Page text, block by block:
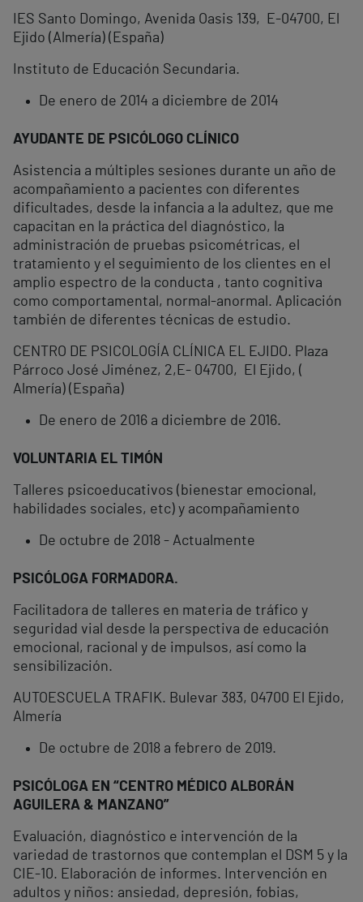
IES Santo Domingo, Avenida Oasis 139, E-04700, El
Ejido (Almería) (España)
Instituto de Educación Secundaria.
De enero de 2014 a diciembre de 2014
AYUDANTE DE PSICÓLOGO CLÍNICO
Asistencia a múltiples sesiones durante un año de
acompañamiento a pacientes con diferentes
dificultades, desde la infancia a la adultez, que me
capacitan en la práctica del diagnóstico, la
administración de pruebas psicométricas, el
tratamiento y el seguimiento de los clientes en el
amplio espectro de la conducta , tanto cognitiva
como comportamental, normal-anormal. Aplicación
también de diferentes técnicas de estudio.
CENTRO DE PSICOLOGÍA CLÍNICA EL EJIDO. Plaza
Párroco José Jiménez, 2,E- 04700, El Ejido, (
Almería) (España)
De enero de 2016 a diciembre de 2016.
VOLUNTARIA EL TIMÓN
Talleres psicoeducativos (bienestar emocional,
habilidades sociales, etc) y acompañamiento
De octubre de 2018 - Actualmente
PSICÓLOGA FORMADORA.
Facilitadora de talleres en materia de tráfico y
seguridad vial desde la perspectiva de educación
emocional, racional y de impulsos, así como la
sensibilización.
AUTOESCUELA TRAFIK. Bulevar 383, 04700 El Ejido,
Almería
De octubre de 2018 a febrero de 2019.
PSICÓLOGA EN “CENTRO MÉDICO ALBORÁN
AGUILERA & MANZANO”
Evaluación, diagnóstico e intervención de la
variedad de trastornos que contemplan el DSM 5 y la
CIE-10. Elaboración de informes. Intervención en
adultos y niños: ansiedad, depresión, fobias,